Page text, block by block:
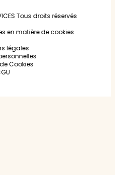
Tous droits réservés
en matière de cookies
légales
Cookies